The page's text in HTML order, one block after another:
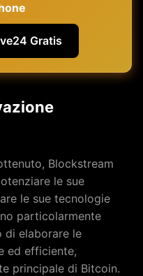
Gratis
Blockstream
le sue
le sue tecnologie
particolarmente
di elaborare le
ed efficiente,
principale di Bitcoin.